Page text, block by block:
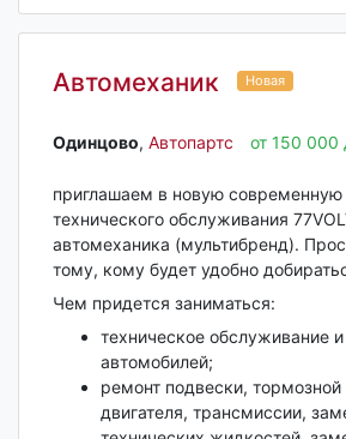
Автомеханик Новая
Одинцово‎, Автопартс от 150 000
приглашаем в новую
технического обслуживания
автомеханика (мультибренд).
тому, кому будет удобно
Чем придется заниматься:
техническое обслуживание
автомобилей;
ремонт подвески,
двигателя, трансмиссии,